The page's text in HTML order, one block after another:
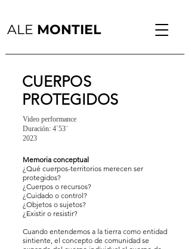
ALE MONTIEL
CUERPOS
PROTEGIDOS
Video performance
Duración: 4´53¨
2023
Memoria conceptual
¿Qué cuerpos-territorios merecen ser
protegidos?
¿Cuerpos o recursos?
¿Cuidado o control?
¿Objetos o sujetos?
¿Existir o resistir?
Cuando entendemos a la tierra como entidad
sintiente, el concepto de comunidad se